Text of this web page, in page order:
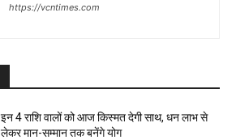
https://vcntimes.com
इन 4 राशि वालों को आज किस्मत देगी साथ, धन लाभ से
लेकर मान-सम्मान तक बनेंगे योग